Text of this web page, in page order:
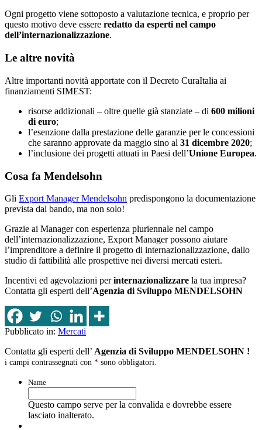
Ogni progetto viene sottoposto a valutazione tecnica, e proprio per
questo motivo deve essere redatto da esperti nel campo
dell’internazionalizzazione.
Le altre novità
Altre importanti novità apportate con il Decreto CuraItalia ai
finanziamenti SIMEST:
risorse addizionali – oltre quelle già stanziate – di 600 milioni
di euro;
l’esenzione dalla prestazione delle garanzie per le concessioni
che saranno approvate da maggio sino al 31 dicembre 2020;
l’inclusione dei progetti attuati in Paesi dell’Unione Europea.
Cosa fa Mendelsohn
Gli Export Manager Mendelsohn predispongono la documentazione
prevista dal bando, ma non solo!
Grazie ai Manager con esperienza pluriennale nel campo
dell’internazionalizzazione, Export Manager possono aiutare
l’imprenditore a definire il progetto di internazionalizzazione, dallo
studio di fattibilità alle prospettive nei diversi mercati esteri.
Incentivi ed agevolazioni perinternazionalizzare la tua impresa?
Contatta gli esperti dell’Agenzia di Sviluppo MENDELSOHN
Pubblicato in: Mercati
Contatta gli esperti dell’ Agenzia di Sviluppo MENDELSOHN !
i campi contrassegnati con * sono obbligatori.
Name
Questo campo serve per la convalida e dovrebbe essere
lasciato inalterato.